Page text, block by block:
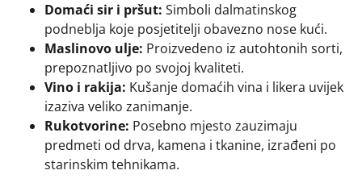
Domaći sir i pršut: Simboli dalmatinskog
podneblja koje posjetitelji obavezno nose kući.
Maslinovo ulje: Proizvedeno iz autohtonih sorti,
prepoznatljivo po svojoj kvaliteti.
Vino i rakija: Kušanje domaćih vina i likera uvijek
izaziva veliko zanimanje.
Rukotvorine: Posebno mjesto zauzimaju
predmeti od drva, kamena i tkanine, izrađeni po
starinskim tehnikama.